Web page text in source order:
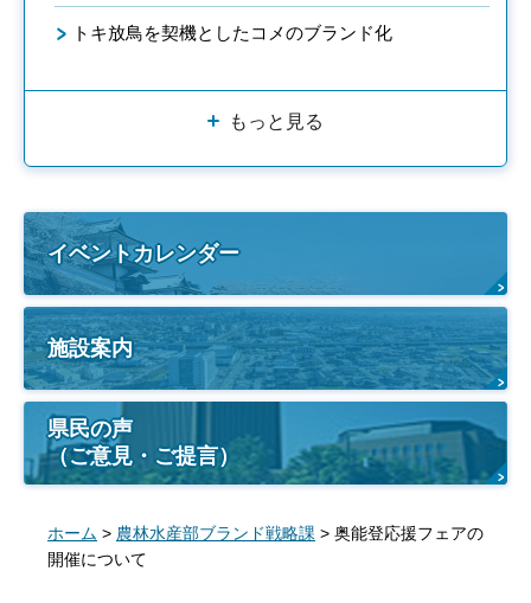
トキ放鳥を契機としたコメのブランド化
もっと見る
イベントカレンダー
施設案内
県民の声
（ご意見・ご提言）
ホーム > 農林水産部ブランド戦略課 > 奥能登応援フェアの
開催について